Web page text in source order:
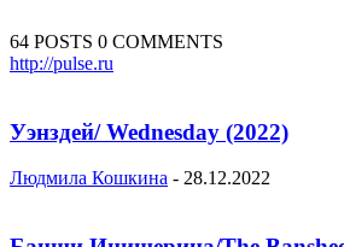
64 POSTS 0 COMMENTS
http://pulse.ru
Уэнздей/ Wednesday (2022)
Людмила Кошкина - 28.12.2022